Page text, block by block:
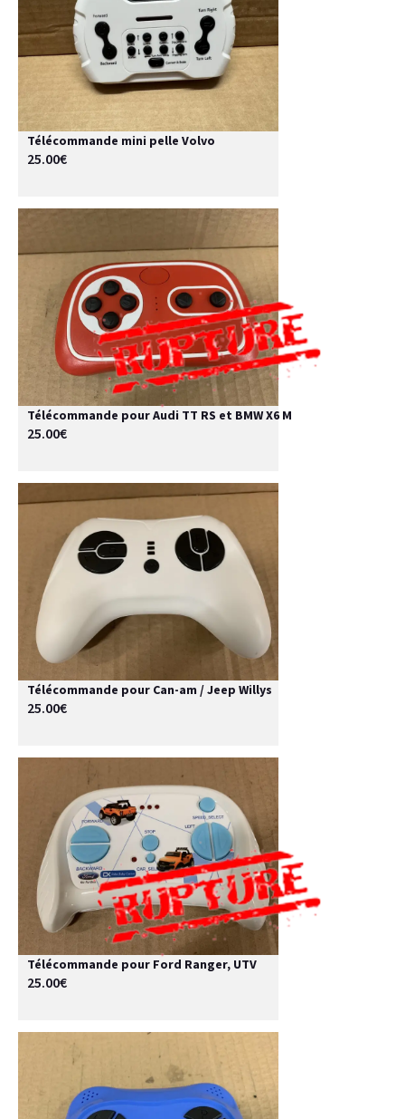
Télécommande mini pelle Volvo
25.00€
Télécommande pour Audi TT RS et BMW X6 M
25.00€
Télécommande pour Can-am / Jeep Willys
25.00€
Télécommande pour Ford Ranger, UTV
25.00€